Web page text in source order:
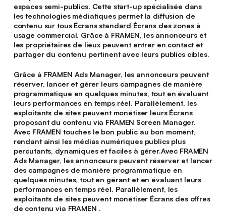
espaces semi-publics. Cette start-up spécialisée dans
les technologies médiatiques permet la diffusion de
contenu sur tous Écrans standard Écrans des zones à
usage commercial. Grâce à FRAMEN, les annonceurs et
les propriétaires de lieux peuvent entrer en contact et
partager du contenu pertinent avec leurs publics cibles.
Grâce à FRAMEN Ads Manager, les annonceurs peuvent
réserver, lancer et gérer leurs campagnes de manière
programmatique en quelques minutes, tout en évaluant
leurs performances en temps réel. Parallèlement, les
exploitants de sites peuvent monétiser leurs Écrans
proposant du contenu via FRAMEN Screen Manager.
Avec FRAMEN touches le bon public au bon moment,
rendant ainsi les médias numériques publics plus
percutants, dynamiques et faciles à gérer.Avec FRAMEN
Ads Manager, les annonceurs peuvent réserver et lancer
des campagnes de manière programmatique en
quelques minutes, tout en gérant et en évaluant leurs
performances en temps réel. Parallèlement, les
exploitants de sites peuvent monétiser Écrans des offres
de contenu via FRAMEN .